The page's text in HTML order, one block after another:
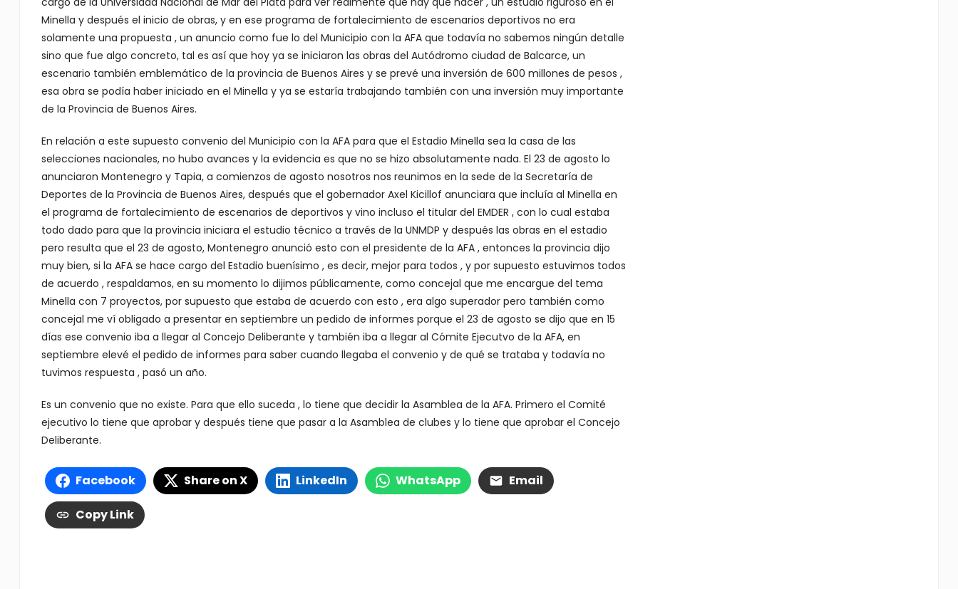
Minella y después el inicio de obras, y en ese programa de fortalecimiento de escenarios deportivos no era
solamente una propuesta , un anuncio como fue lo del Municipio con la AFA que todavía no sabemos ningún detalle
sino que fue algo concreto, tal es así que hoy ya se iniciaron las obras del Autódromo ciudad de Balcarce, un
escenario también emblemático de la provincia de Buenos Aires y se prevé una inversión de 600 millones de pesos ,
esa obra se podía haber iniciado en el Minella y ya se estaría trabajando también con una inversión muy importante
de la Provincia de Buenos Aires.
En relación a este supuesto convenio del Municipio con la AFA para que el Estadio Minella sea la casa de las
selecciones nacionales, no hubo avances y la evidencia es que no se hizo absolutamente nada. El 23 de agosto lo
anunciaron Montenegro y Tapia, a comienzos de agosto nosotros nos reunimos en la sede de la Secretaría de
Deportes de la Provincia de Buenos Aires, después que el gobernador Axel Kicillof anunciara que incluía al Minella en
el programa de fortalecimiento de escenarios de deportivos y vino incluso el titular del EMDER , con lo cual estaba
todo dado para que la provincia iniciara el estudio técnico a través de la UNMDP y después las obras en el estadio
pero resulta que el 23 de agosto, Montenegro anunció esto con el presidente de la AFA , entonces la provincia dijo
muy bien, si la AFA se hace cargo del Estadio buenísimo , es decir, mejor para todos , y por supuesto estuvimos todos
de acuerdo , respaldamos, en su momento lo dijimos públicamente, como concejal que me encargue del tema
Minella con 7 proyectos, por supuesto que estaba de acuerdo con esto , era algo superador pero también como
concejal me ví obligado a presentar en septiembre un pedido de informes porque el 23 de agosto se dijo que en 15
días ese convenio iba a llegar al Concejo Deliberante y también iba a llegar al Cómite Ejecutvo de la AFA, en
septiembre elevé el pedido de informes para saber cuando llegaba el convenio y de qué se trataba y todavía no
tuvimos respuesta , pasó un año.
Es un convenio que no existe. Para que ello suceda , lo tiene que decidir la Asamblea de la AFA. Primero el Comité
ejecutivo lo tiene que aprobar y después tiene que pasar a la Asamblea de clubes y lo tiene que aprobar el Concejo
Deliberante.
Facebook Share on X LinkedIn WhatsApp Email
Copy Link